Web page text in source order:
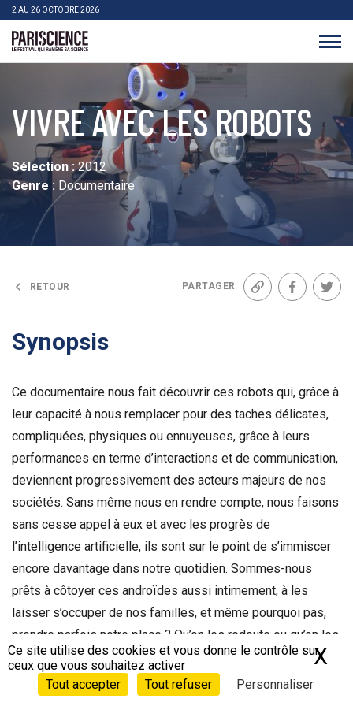
>Aller au contenu
2 AU 26 OCTOBRE 2026
VIVRE AVEC LES ROBOTS
Sélection :2012
Genre : Documentaire
RETOUR PARTAGER
Lien Facebook
Synopsis
Ce documentaire nous fait découvrir ces robots qui, grâce à
leur capacité à nous remplacer pour des taches délicates,
compliquées, physiques ou ennuyeuses, grâce à leurs
performances en terme d’interactions et de communication,
deviennent progressivement des acteurs majeurs de nos
sociétés. Sans même nous en rendre compte, nous faisons
sans cesse appel à eux et avec les progrès de
l’intelligence artificielle, ils sont sur le point de s’immiscer
encore davantage dans notre quotidien. Sommes-nous
prêts à côtoyer ces androïdes aussi intimement, à les
laisser s’occuper de nos familles, et même pourquoi pas,
prendre parfois notre place ? Qu’on les redoute ou qu’on les
attende avec impatience, il semble bien qu’à l’avenir,
humains et robots soient voués à cohabiter ensemble.
Panneau de gestion des cookies
Ce site utilise des cookies et vous donne le contrôle sur
ceux que vous souhaitez activer
Tout accepter
Tout refuser Personnaliser
X